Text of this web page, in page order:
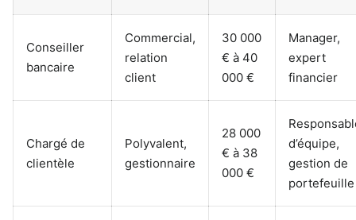
Conseiller
bancaire
Commercial,
relation
client
30 000
€ à 40
000 €
Manager,
expert
financier
Chargé de
clientèle
Polyvalent,
gestionnaire
28 000
€ à 38
000 €
d’équipe,
gestion de
portefeuille